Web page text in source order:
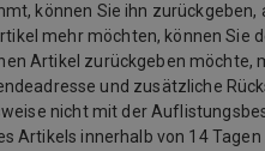
können Sie ihn
mehr möchten, können
Artikel zurückgeben
und zusätzliche
nicht mit der
Artikels innerhalb von 14